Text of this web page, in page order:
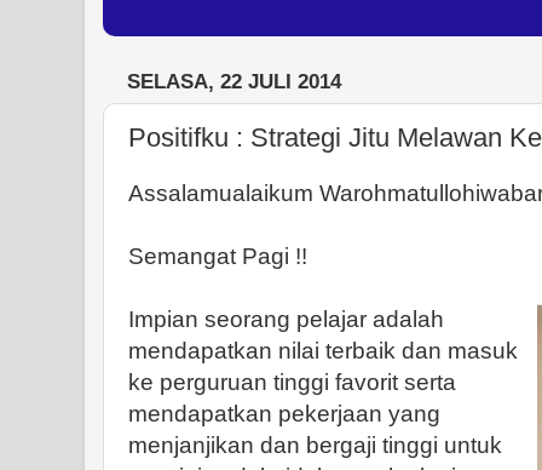
SELASA, 22 JULI 2014
Positifku : Strategi Jitu Melawan
Assalamualaikum
Semangat Pagi !!
Impian seorang pelajar adalah
mendapatkan nilai terbaik dan masuk
ke perguruan tinggi favorit serta
mendapatkan pekerjaan yang
menjanjikan dan bergaji tinggi untuk